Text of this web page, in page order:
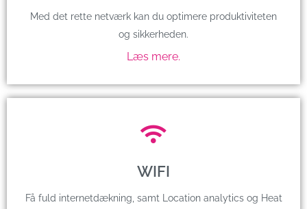
Med det rette netværk kan du optimere produktiviteten
og sikkerheden.
Læs mere.
WIFI
Få fuld internetdækning, samt Location analytics og Heat